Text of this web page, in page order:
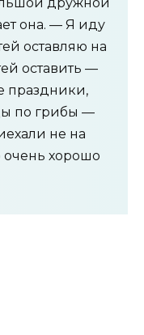
она. — Я иду
оставляю на
оставить —
праздники,
по грибы —
не на
очень хорошо